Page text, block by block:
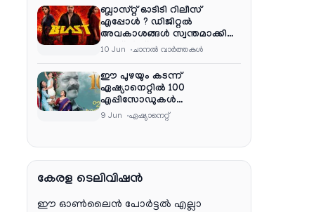
ബ്ലാസ്റ്റ് ഓടിടി റിലീസ്
എപ്പോൾ ? ഡിജിറ്റൽ
അവകാശങ്ങൾ സ്വന്തമാക്കി
നെറ്റ്ഫ്ലിക്സ്
10 Jun ചാനല്‍ വാര്‍ത്തകള്‍
ഈ പുഴയും കടന്ന്
ഏഷ്യാനെറ്റിൽ 100
എപ്പിസോഡുകൾ
പൂർത്തിയാക്കി , സംപ്രേഷണം
9 Jun ഏഷ്യാനെറ്റ്‌
കേരള ടെലിവിഷൻ
ഈ ഓൺലൈൻ പോർട്ടൽ എല്ലാ